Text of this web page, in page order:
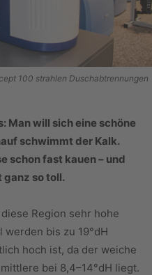
100 strahlen Duschabtrennungen
Man will sich eine schöne
schwimmt der Kalk.
schon fast kauen – und
so toll.
Region sehr hohe
werden bis zu 19°dH
hoch ist, da der weiche
bei 8,4–14°dH liegt.